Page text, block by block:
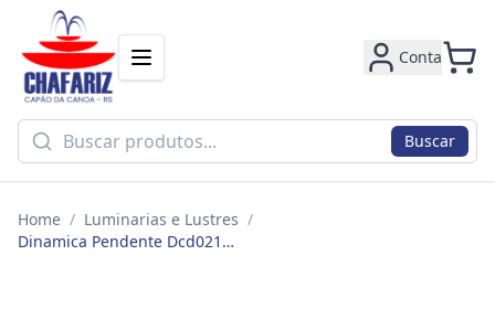
Conta
Buscar
Home / Luminarias e Lustres /
Dinamica Pendente Dcd02198 15x15cm 5w 3000k Bivolt Cromado